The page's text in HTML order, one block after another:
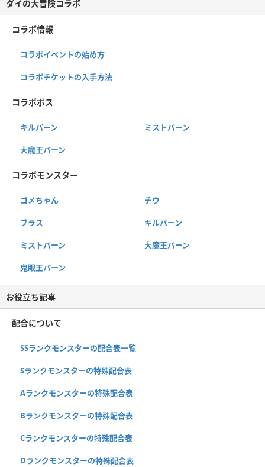
ダイの大冒険コラボ
コラボ情報
コラボイベントの始め方
コラボチケットの入手方法
コラボボス
キルバーン ミストバーン
大魔王バーン
コラボモンスター
ゴメちゃん チウ
ブラス キルバーン
ミストバーン 大魔王バーン
鬼眼王バーン
お役立ち記事
配合について
SSランクモンスターの配合表一覧
Sランクモンスターの特殊配合表
Aランクモンスターの特殊配合表
Bランクモンスターの特殊配合表
Cランクモンスターの特殊配合表
Dランクモンスターの特殊配合表